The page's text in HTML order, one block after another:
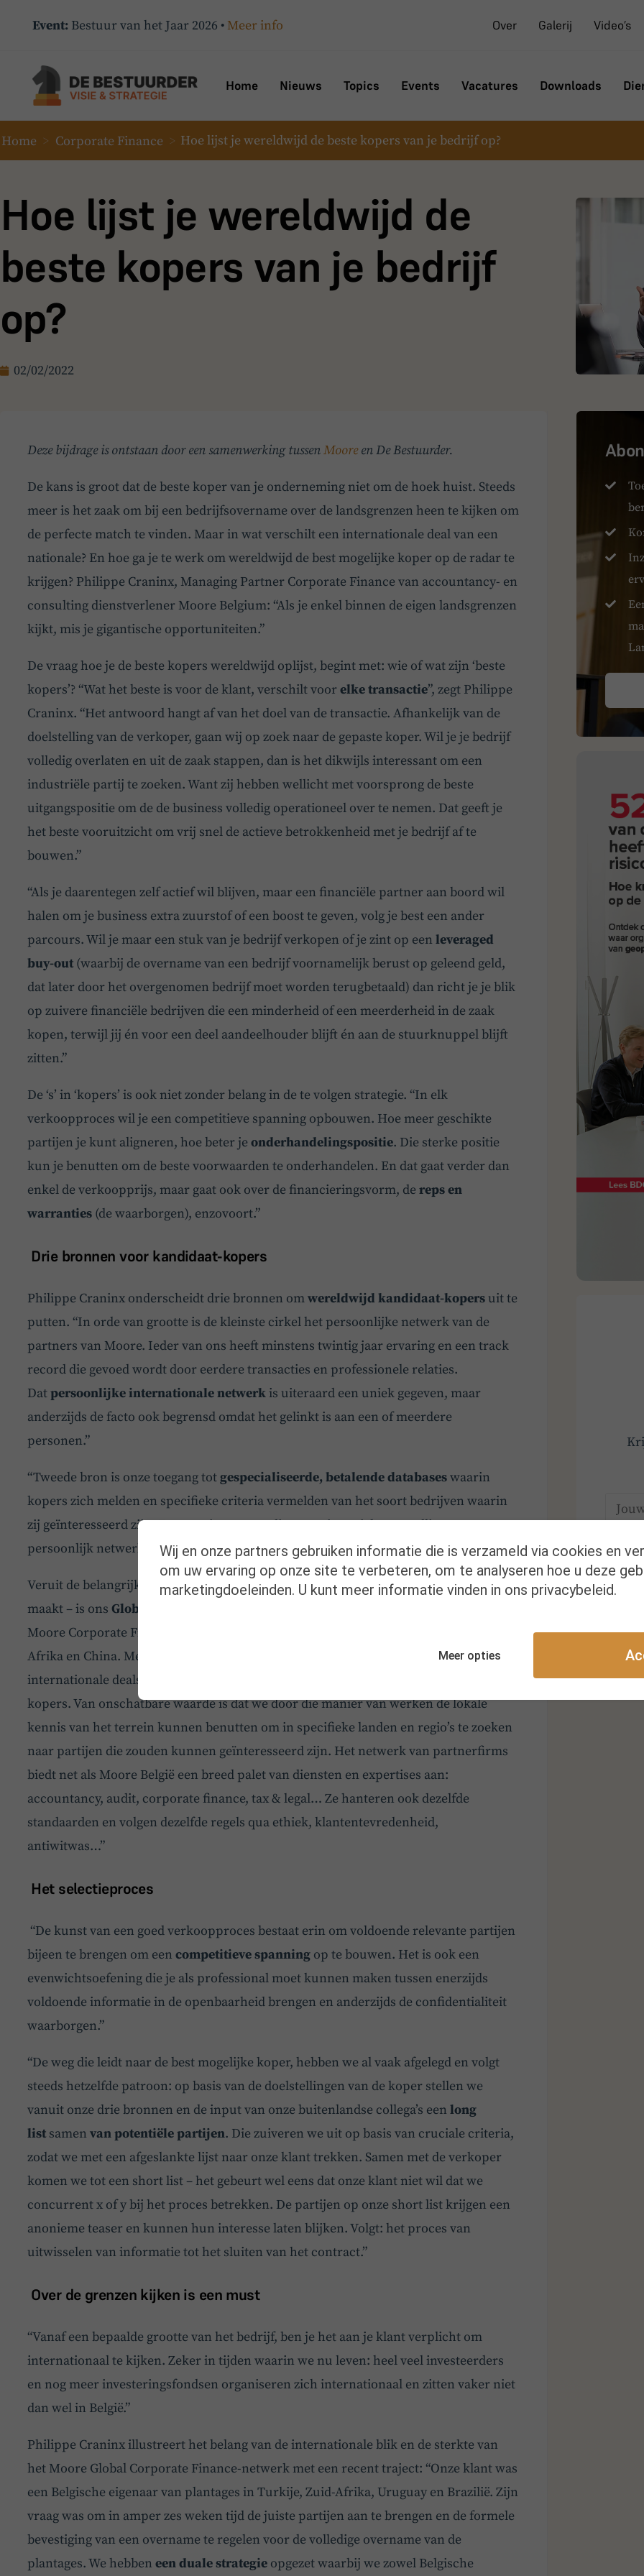
Event: Bestuur van het Jaar 2026 • Meer info Over Galerij Video’s
Home Nieuws Topics Events Vacatures Downloads
Home > Corporate Finance > Hoe lijst je wereldwijd de beste kopers van je bedrijf op?
Hoe lijst je wereldwijd de
beste kopers van je bedrijf
op?
02/02/2022
Deze bijdrage is ontstaan door een samenwerking tussenMooreen De Bestuurder.
De kans is groot dat de beste koper van je onderneming niet om de hoek huist. Steeds
meer is het zaak om bij een bedrijfsovername over de landsgrenzen heen te kijken om
de perfecte match te vinden. Maar in wat verschilt een internationale deal van een
nationale? En hoe ga je te werk om wereldwijd de best mogelijke koper op de radar te
krijgen? Philippe Craninx, Managing Partner Corporate Finance van accountancy- en
consulting dienstverlener Moore Belgium: “Als je enkel binnen de eigen landsgrenzen
kijkt, mis je gigantische opportuniteiten.”
De vraag hoe je de beste kopers wereldwijd oplijst, begint met: wie of wat zijn ‘beste
kopers’? “Wat het beste is voor de klant, verschilt voorelke transactie”, zegt Philippe
Craninx. “Het antwoord hangt af van het doel van de transactie. Afhankelijk van de
doelstelling van de verkoper, gaan wij op zoek naar de gepaste koper. Wil je je bedrijf
volledig overlaten en uit de zaak stappen, dan is het dikwijls interessant om een
industriële partij te zoeken. Want zij hebben wellicht met voorsprong de beste
uitgangspositie om de de business volledig operationeel over te nemen. Dat geeft je
het beste vooruitzicht om vrij snel de actieve betrokkenheid met je bedrijf af te
bouwen.”
“Als je daarentegen zelf actief wil blijven, maar een financiële partner aan boord wil
halen om je business extra zuurstof of een boost te geven, volg je best een ander
parcours. Wil je maar een stuk van je bedrijf verkopen of je zint op eenleveraged
buy-out (waarbij de overname van een bedrijf voornamelijk berust op geleend geld,
dat later door het overgenomen bedrijf moet worden terugbetaald) dan richt je je blik
op zuivere financiële bedrijven die een minderheid of een meerderheid in de zaak
kopen, terwijl jij én voor een deel aandeelhouder blijft én aan de stuurknuppel blijft
zitten.”
De ‘s’ in ‘kopers’ is ook niet zonder belang in de te volgen strategie. “In elk
verkoopproces wil je een competitieve spanning opbouwen. Hoe meer geschikte
partijen je kunt aligneren, hoe beter jeonderhandelingspositie. Die sterke positie
kun je benutten om de beste voorwaarden te onderhandelen. En dat gaat verder dan
enkel de verkoopprijs, maar gaat ook over de financieringsvorm, dereps en
warranties (de waarborgen), enzovoort.”
Drie bronnen voor kandidaat-kopers
Philippe Craninx onderscheidt drie bronnen omwereldwijd kandidaat-kopers uit te
putten. “In orde van grootte is de kleinste cirkel het persoonlijke netwerk van de
partners van Moore. Ieder van ons heeft minstens twintig jaar ervaring en een track
record die gevoed wordt door eerdere transacties en professionele relaties.
Datpersoonlijke internationale netwerkis uiteraard een uniek gegeven, maar
anderzijds de facto ook begrensd omdat het gelinkt is aan een of meerdere
personen.”
“Tweede bron is onze toegang tot gespecialiseerde, betalende databaseswaarin
kopers zich melden en specifieke criteria vermelden van het soort bedrijven waarin
zij geïnteresseerd zijn. Een mooie, maar weliswaar niet unieke aanvulling op ons
persoonlijk netwerk.
Veruit de belangrijkste bron van potentiële kopers – en wat Moore zo bijzonder
maakt – is onsGlobal Corporate Finance netwerk
Moore Corporate Finance in
Afrika en China. Met hen hebben we een alliantie gesloten om samen te werken rond
internationale deals. Volgens eigen en geijkte procedures zoeken we naar geschikte
kopers. Van onschatbare waarde is dat we door die manier van werken de lokale
kennis van het terrein kunnen benutten om in specifieke landen en regio’s te zoeken
naar partijen die zouden kunnen geïnteresseerd zijn. Het netwerk van partnerfirms
biedt net als Moore België een breed palet van diensten en expertises aan:
accountancy, audit, corporate finance, tax & legal… Ze hanteren ook dezelfde
standaarden en volgen dezelfde regels qua ethiek, klantentevredenheid,
antiwitwas…”
Het selectieproces
“De kunst van een goed verkoopproces bestaat erin om voldoende relevante partijen
bijeen te brengen om eencompetitieve spanning op te bouwen. Het is ook een
evenwichtsoefening die je als professional moet kunnen maken tussen enerzijds
voldoende informatie in de openbaarheid brengen en anderzijds de confidentialiteit
waarborgen.”
“De weg die leidt naar de best mogelijke koper, hebben we al vaak afgelegd en volgt
steeds hetzelfde patroon: op basis van de doelstellingen van de koper stellen we
vanuit onze drie bronnen en de input van onze buitenlandse collega’s eenlong
list samenvan potentiëlepartijen. Die zuiveren we uit op basis van cruciale criteria,
zodat we met een afgeslankte lijst naar onze klant trekken. Samen met de verkoper
komen we tot een short list – het gebeurt wel eens dat onze klant niet wil dat we
concurrent x of y bij het proces betrekken. De partijen op onze short list krijgen een
anonieme teaser en kunnen hun interesse laten blijken. Volgt: het proces van
uitwisselen van informatie tot het sluiten van het contract.”
Over de grenzen kijken is een must
“Vanaf een bepaalde grootte van het bedrijf, ben je het aan je klant verplicht om
internationaal te kijken. Zeker in tijden waarin we nu leven: heel veel investeerders
en nog meer investeringsfondsen organiseren zich internationaal en zitten vaker niet
dan wel in België.”
Philippe Craninx illustreert het belang van de internationale blik en de sterkte van
het Moore Global Corporate Finance-netwerk met een recent traject: “Onze klant was
een Belgische eigenaar van plantages in Turkije, Zuid-Afrika, Uruguay en Brazilië. Zijn
vraag was om in amper zes weken tijd de juiste partijen aan te brengen en de formele
bevestiging van een overname te regelen voor de volledige overname van de
plantages. We hebbeneen duale strategie opgezet waarbij we zowel Belgische
Wij en onze partners gebruiken informatie die is verzameld via cookies en
om uw ervaring op onze site te verbeteren, om te analyseren hoe u deze
marketingdoeleinden. U kunt meer informatie vinden in ons privacybeleid.
Meer opties